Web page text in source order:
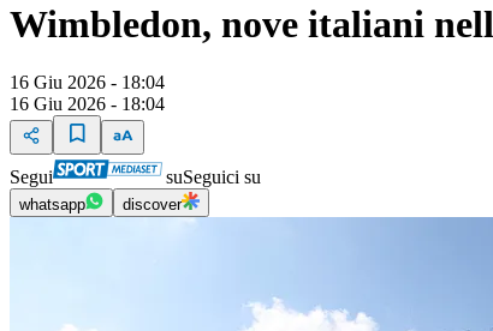
Wimbledon, nove italiani
16 Giu 2026 - 18:04
16 Giu 2026 - 18:04
Segui suSeguici su
whatsapp discover